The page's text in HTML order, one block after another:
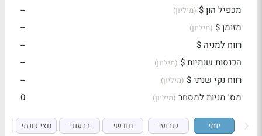
מכפיל הון $ (מיליון)
--
מזומן $ (מיליון)
--
רווח למניה $
--
הכנסות שנתיות $ (מיליון)
--
רווח נקי שנתי $ (מיליון)
--
מס' מניות למסחר (מיליון) 0
יומי שבועי חודשי רבעוני חצי שנתי